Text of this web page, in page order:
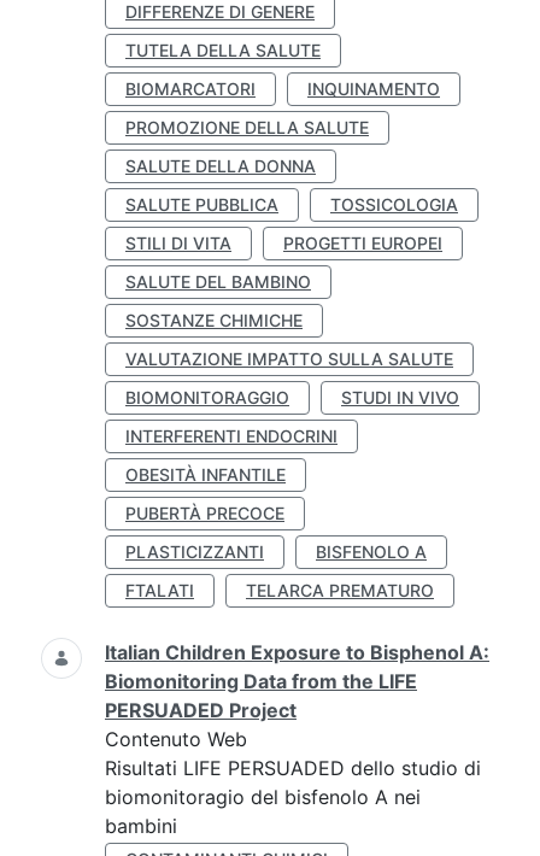
DIFFERENZE DI GENERE
TUTELA DELLA SALUTE
BIOMARCATORI
INQUINAMENTO
PROMOZIONE DELLA SALUTE
SALUTE DELLA DONNA
SALUTE PUBBLICA
TOSSICOLOGIA
STILI DI VITA
PROGETTI EUROPEI
SALUTE DEL BAMBINO
SOSTANZE CHIMICHE
VALUTAZIONE IMPATTO SULLA SALUTE
BIOMONITORAGGIO
STUDI IN VIVO
INTERFERENTI ENDOCRINI
OBESITÀ INFANTILE
PUBERTÀ PRECOCE
PLASTICIZZANTI
BISFENOLO A
FTALATI
TELARCA PREMATURO
Italian Children Exposure to Bisphenol A:
Biomonitoring Data from the LIFE
PERSUADED Project
Contenuto Web
Risultati LIFE PERSUADED dello studio di
biomonitoragio del bisfenolo A nei
bambini